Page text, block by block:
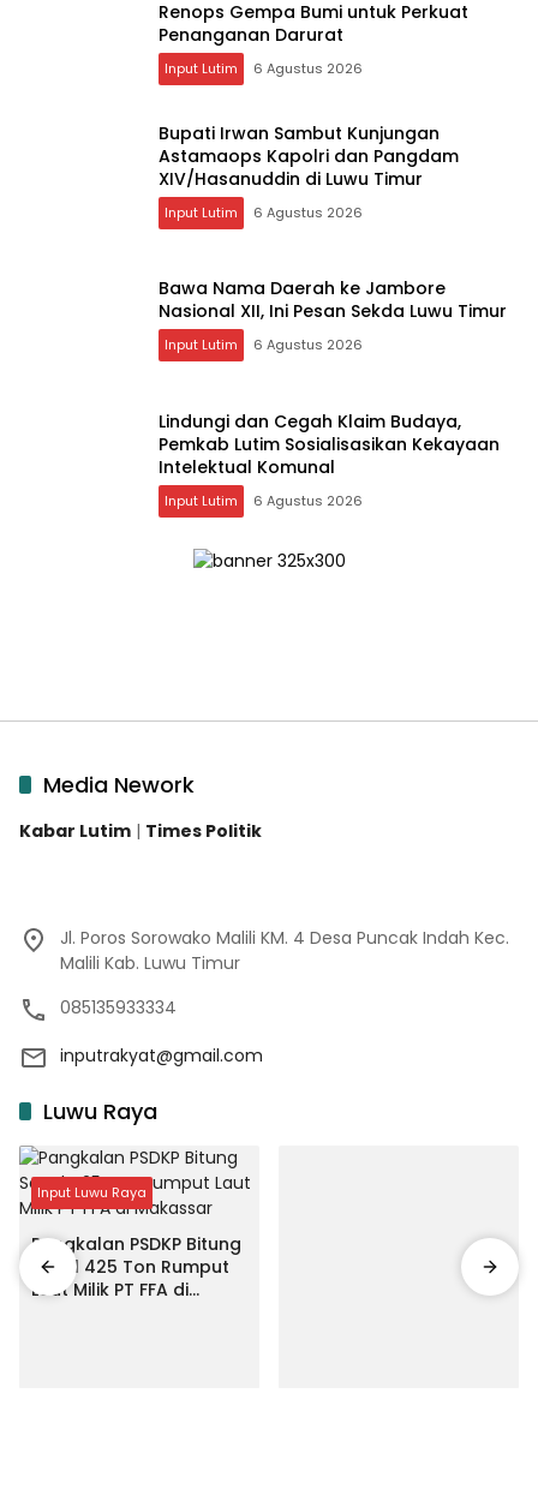
Renops Gempa Bumi untuk Perkuat
Penanganan Darurat
Input Lutim 6 Agustus 2026
Bupati Irwan Sambut Kunjungan
Astamaops Kapolri dan Pangdam
XIV/Hasanuddin di Luwu Timur
Input Lutim 6 Agustus 2026
Bawa Nama Daerah ke Jambore
Nasional XII, Ini Pesan Sekda Luwu Timur
Input Lutim 6 Agustus 2026
Lindungi dan Cegah Klaim Budaya,
Pemkab Lutim Sosialisasikan Kekayaan
Intelektual Komunal
Input Lutim 6 Agustus 2026
Media Nework
Kabar Lutim | Times Politik
Jl. Poros Sorowako Malili KM. 4 Desa Puncak Indah Kec.
Malili Kab. Luwu Timur
085135933334
inputrakyat@gmail.com
Luwu Raya
Input Luwu Raya
Pangkalan PSDKP Bitung
Segel 425 Ton Rumput
Laut Milik PT FFA di